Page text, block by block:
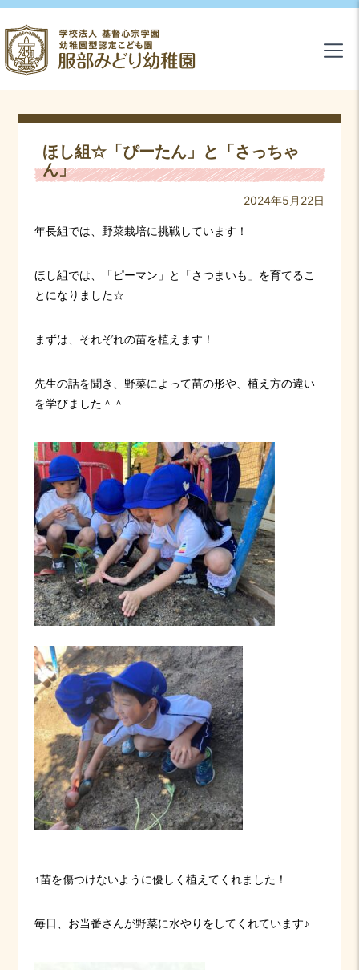
ほし組☆「ぴーたん」と「さっちゃ
ん」
2024年5月22日
年長組では、野菜栽培に挑戦しています！
ほし組では、「ピーマン」と「さつまいも」を育てるこ
とになりました☆
まずは、それぞれの苗を植えます！
先生の話を聞き、野菜によって苗の形や、植え方の違い
を学びました＾＾
↑苗を傷つけないように優しく植えてくれました！
毎日、お当番さんが野菜に水やりをしてくれています♪